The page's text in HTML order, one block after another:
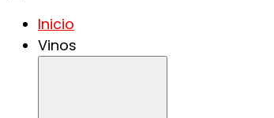
Inicio
Vinos